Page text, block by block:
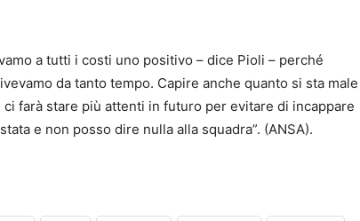
a tutti i costi uno positivo – dice Pioli – perché
da tanto tempo. Capire anche quanto si sta male
farà stare più attenti in futuro per evitare di incappare
e non posso dire nulla alla squadra”. (ANSA).